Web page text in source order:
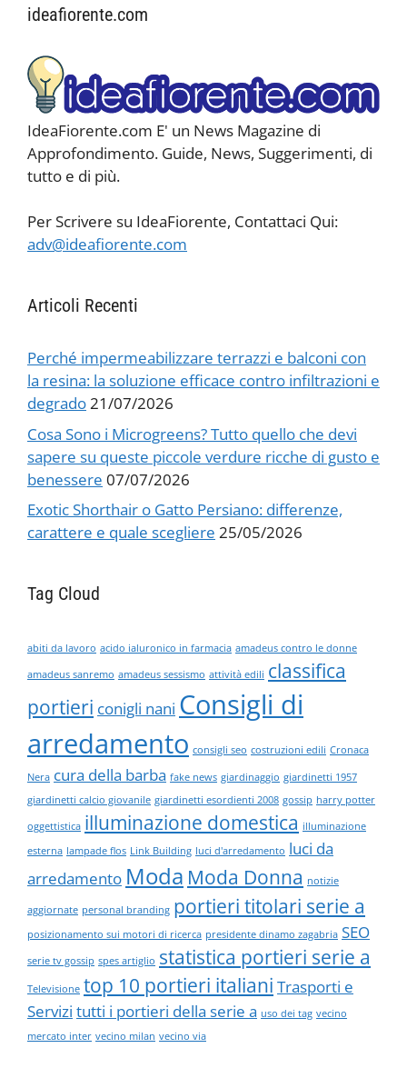
ideafiorente.com
IdeaFiorente.com E' un News Magazine di
Approfondimento. Guide, News, Suggerimenti, di
tutto e di più.
Per Scrivere su IdeaFiorente, Contattaci Qui:
adv@ideafiorente.com
Articoli Recenti
Perché impermeabilizzare terrazzi e balconi con
la resina: la soluzione efficace contro infiltrazioni e
degrado21/07/2026
Cosa Sono i Microgreens? Tutto quello che devi
sapere su queste piccole verdure ricche di gusto e
benessere 07/07/2026
Exotic Shorthair o Gatto Persiano: differenze,
carattere e quale scegliere 25/05/2026
Tag Cloud
abiti da lavoro acido ialuronico in farmacia amadeus contro le donne
amadeus sanremo amadeus sessismo attività edili classifica
portieri conigli nani Consigli di
arredamento consigli seo costruzioni edili Cronaca
Nera cura della barba fake news giardinaggio giardinetti 1957
giardinetti calcio giovanile giardinetti esordienti 2008 gossip harry potter
oggettistica illuminazione domestica illuminazione
esterna lampade flos Link Building luci d'arredamento luci da
arredamento Moda Moda Donna notizie
aggiornate personal branding portieri titolari serie a
posizionamento sui motori di ricerca presidente dinamo zagabria SEO
serie tv gossip spes artiglio statistica portieri serie a
Televisione top 10 portieri italiani Trasporti e
Servizi tutti i portieri della serie a uso dei tag vecino
mercato inter vecino milan vecino via